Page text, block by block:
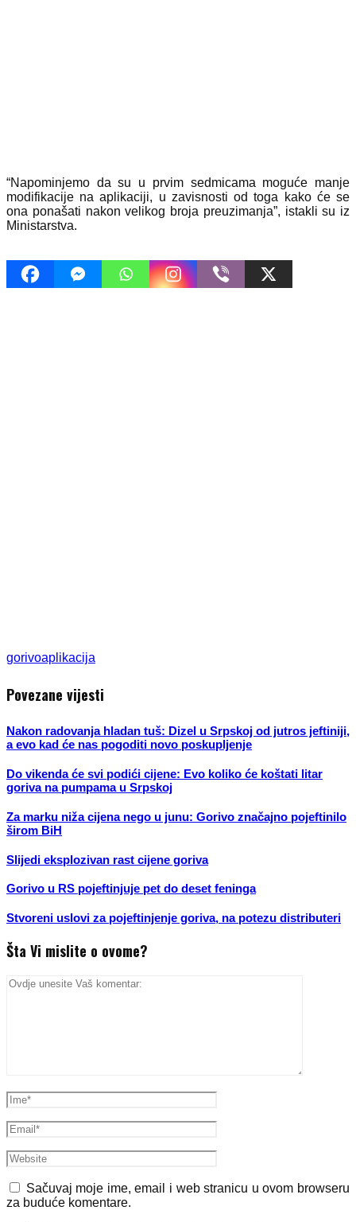
“Napominjemo da su u prvim sedmicama moguće manje
modifikacije na aplikaciji, u zavisnosti od toga kako će se
ona ponašati nakon velikog broja preuzimanja”, istakli su iz
Ministarstva.
gorivoaplikacija
Povezane vijesti
Nakon radovanja hladan tuš: Dizel u Srpskoj od jutros jeftiniji,
a evo kad će nas pogoditi novo poskupljenje
Do vikenda će svi podići cijene: Evo koliko će koštati litar
goriva na pumpama u Srpskoj
Za marku niža cijena nego u junu: Gorivo značajno pojeftinilo
širom BiH
Slijedi eksplozivan rast cijene goriva
Gorivo u RS pojeftinjuje pet do deset feninga
Stvoreni uslovi za pojeftinjenje goriva, na potezu distributeri
Šta Vi mislite o ovome?
Sačuvaj moje ime, email i web stranicu u ovom browseru
za buduće komentare.